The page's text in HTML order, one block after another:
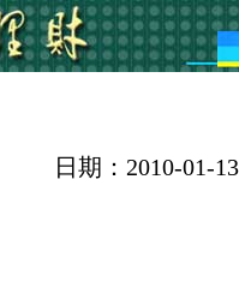
我們，月領勞保年金只要
算。計算方法是直接將未
樣並未考慮貨幣的時間價
考量了通貨彭漲率以及投
日期：2010-01-13